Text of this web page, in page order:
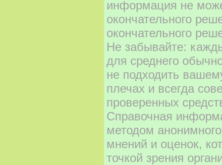
информация не
окончательного
окончательного
Не забывайте:
для среднего
не подходить
плечах и всегда
проверенных
Справочная
методом
мнений и оценок,
точкой зрения